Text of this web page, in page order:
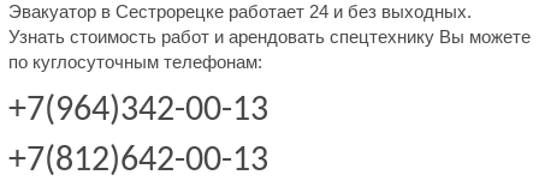
Эвакуатор в Сестрорецке работает 24 и без выходных.
Узнать стоимость работ и арендовать спецтехнику Вы можете
по куглосуточным телефонам:
+7(964)342-00-13
+7(812)642-00-13